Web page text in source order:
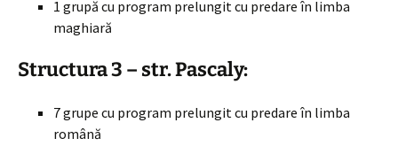
1 grupă cu program prelungit cu predare în limba
maghiară
Structura 3 – str. Pascaly:
7 grupe cu program prelungit cu predare în limba
română